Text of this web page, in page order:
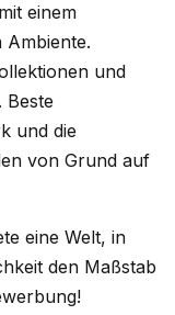
einem
Ambiente.
und
Beste
und die
von Grund auf
eine Welt, in
den Maßstab